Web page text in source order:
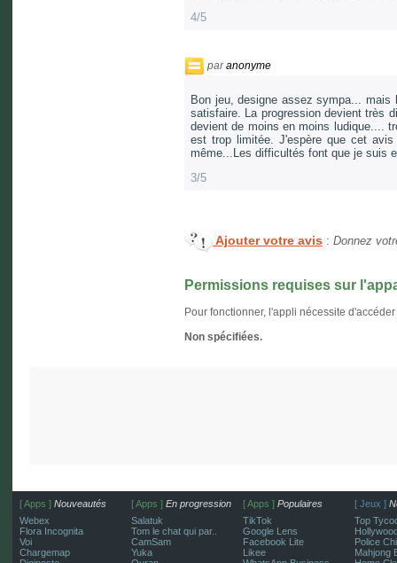
4/5
paranonyme
Bon jeu, designe assez sympa...
satisfaire. La progression devient très
devient de moins en moins ludique....
est trop limitée. J'espère que cet
même...Les difficultés font que je suis
3/5
Ajouter votre avis : Donnez
Permissions requises sur
Pour fonctionner, l'appli nécessite
Non spécifiées.
[ Apps ] Nouveautés
Webex
Flora Incognita
Voi
Chargemap
[ Apps ] En progression
Salatuk
Tom le chat qui par..
CamSam
Yuka
[ Apps ] Populaires
TikTok
Google Lens
Facebook Lite
Likee
[ Jeux ]
Top
Police
Mahjong